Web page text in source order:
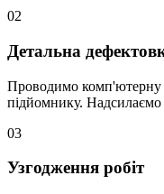
02
Детальна
Проводимо комп'ютерну
підйомнику. Надсилаємо
03
Узгодження робіт